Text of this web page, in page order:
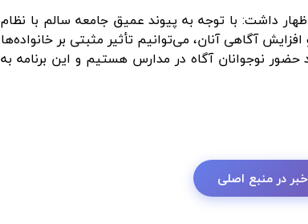
داشت: با توجه به پیوند عمیق جامعه سالم با نظام
آگاهی آنان، می‌توانیم تأثیر مثبتی بر خانواده‌ها
نوجوانان آگاه در مدارس هستیم و این برنامه به
در منبع اصلی